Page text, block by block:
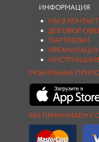
ИНФОРМАЦИЯ
МЫ В
ДОГОВОР
ПАРТНЕРАМ
МОБИЛЬНЫЕ
МЫ ПРИНИМАЕМ К